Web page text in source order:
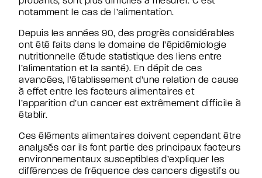
notamment le cas de l’alimentation.
Depuis les années 90, des progrès considérables
ont été faits dans le domaine de l’épidémiologie
nutritionnelle (étude statistique des liens entre
l’alimentation et la santé). En dépit de ces
avancées, l’établissement d’une relation de cause
à effet entre les facteurs alimentaires et
l’apparition d’un cancer est extrêmement difficile à
établir.
Ces éléments alimentaires doivent cependant être
analysés car ils font partie des principaux facteurs
environnementaux susceptibles d’expliquer les
différences de fréquence des cancers digestifs ou